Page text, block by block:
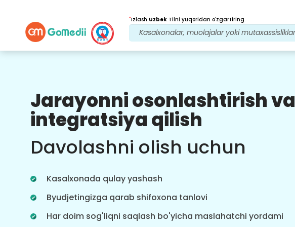
*Izlash Uzbek Tilni yuqoridan o'zgartiring.
Jarayonni osonlashtirish va
integratsiya qilish
Davolashni olish uchun
Kasalxonada qulay yashash
Byudjetingizga qarab shifoxona tanlovi
Har doim sog'liqni saqlash bo'yicha maslahatchi yordami
Bizning afzalliklarimiz
Davolanishdan
keyingikuzatuv
parvarishi
muammolaringizni hal qilish uchun
24x7 tibbiy va bemorlarni qo'llab-
quvvatlang. Davolanish ehtiyojlaringiz
haqida muntazam yangilanishlar.